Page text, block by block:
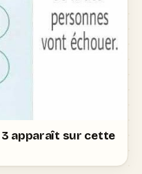
3 apparaît sur cette